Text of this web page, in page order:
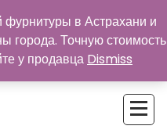
в Астрахани и
города. Точную стоимость
у продавца Dismiss